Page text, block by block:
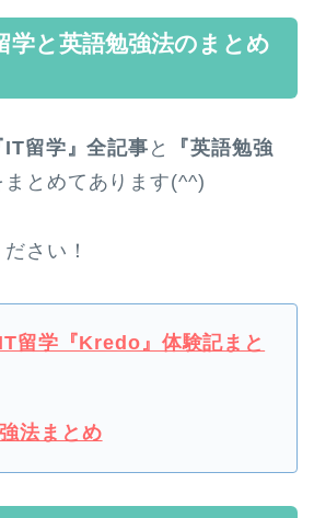
学と英語勉強法のまとめ
IT留学』全記事 と
『英語勉強
まとめてあります(^^)
さい！
留学『Kredo』体験記まと
法まとめ